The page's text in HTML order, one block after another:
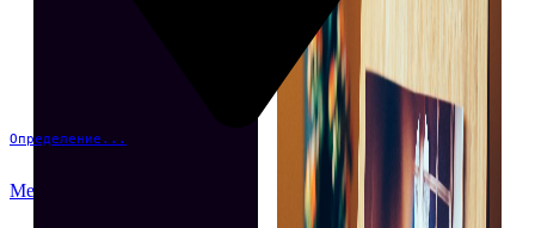
Определение...
Меню